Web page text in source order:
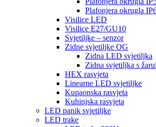
Plafonjera okrugla
Visilice LED
Visilice E27/GU10
Svjetiljke – senzor
Zidne svjetiljke OG
Zidna LED svjetiljka
Zidna svjetiljka s
HEX rasvjeta
Linearne LED svjetiljke
Kupaonska rasvjeta
Kuhinjska rasvjeta
LED panik svjetiljke
LED trake